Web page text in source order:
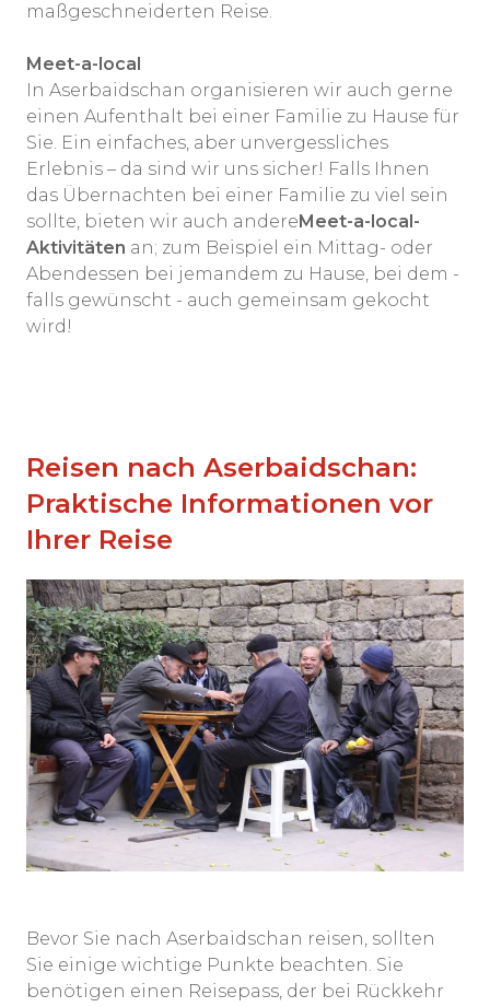
maßgeschneiderten Reise.
Meet-a-local
In Aserbaidschan organisieren wir auch gerne
einen Aufenthalt bei einer Familie zu Hause für
Sie. Ein einfaches, aber unvergessliches
Erlebnis – da sind wir uns sicher! Falls Ihnen
das Übernachten bei einer Familie zu viel sein
sollte, bieten wir auch andereMeet-a-local-
Aktivitäten an; zum Beispiel ein Mittag- oder
Abendessen bei jemandem zu Hause, bei dem -
falls gewünscht - auch gemeinsam gekocht
wird!
Reisen nach Aserbaidschan:
Praktische Informationen vor
Ihrer Reise
Bevor Sie nach Aserbaidschan reisen, sollten
Sie einige wichtige Punkte beachten. Sie
benötigen einen Reisepass, der bei Rückkehr